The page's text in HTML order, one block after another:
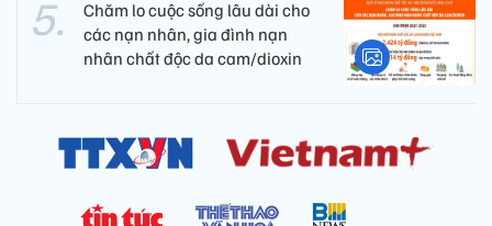
Chăm lo cuộc sống lâu dài cho
các nạn nhân, gia đình nạn
nhân chất độc da cam/dioxin